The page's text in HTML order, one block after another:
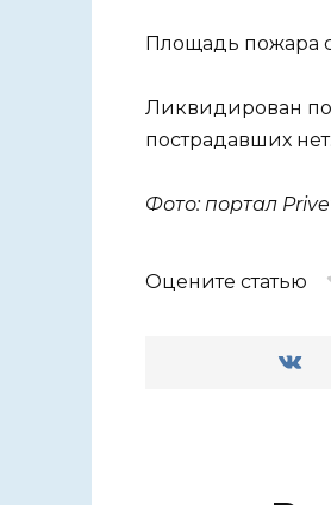
Площадь пожара
Ликвидирован
пострадавших
Фото: портал
Оцените статью